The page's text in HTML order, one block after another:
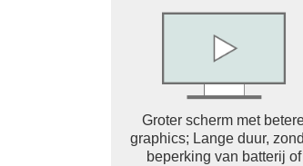
Groter scherm met
graphics; Lange duur,
beperking van batterij of